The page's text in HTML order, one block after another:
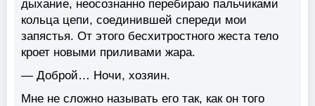
дыхание, неосознанно перебираю пальчиками
кольца цепи, соединившей спереди мои
запястья. От этого бесхитростного жеста тело
кроет новыми приливами жара.
— Доброй… Ночи, хозяин.
Мне не сложно называть его так, как он того